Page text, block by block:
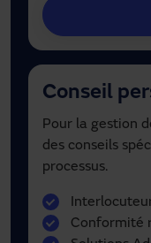
Conseil
Pour la gestion
des conseils
processus.
Conformité